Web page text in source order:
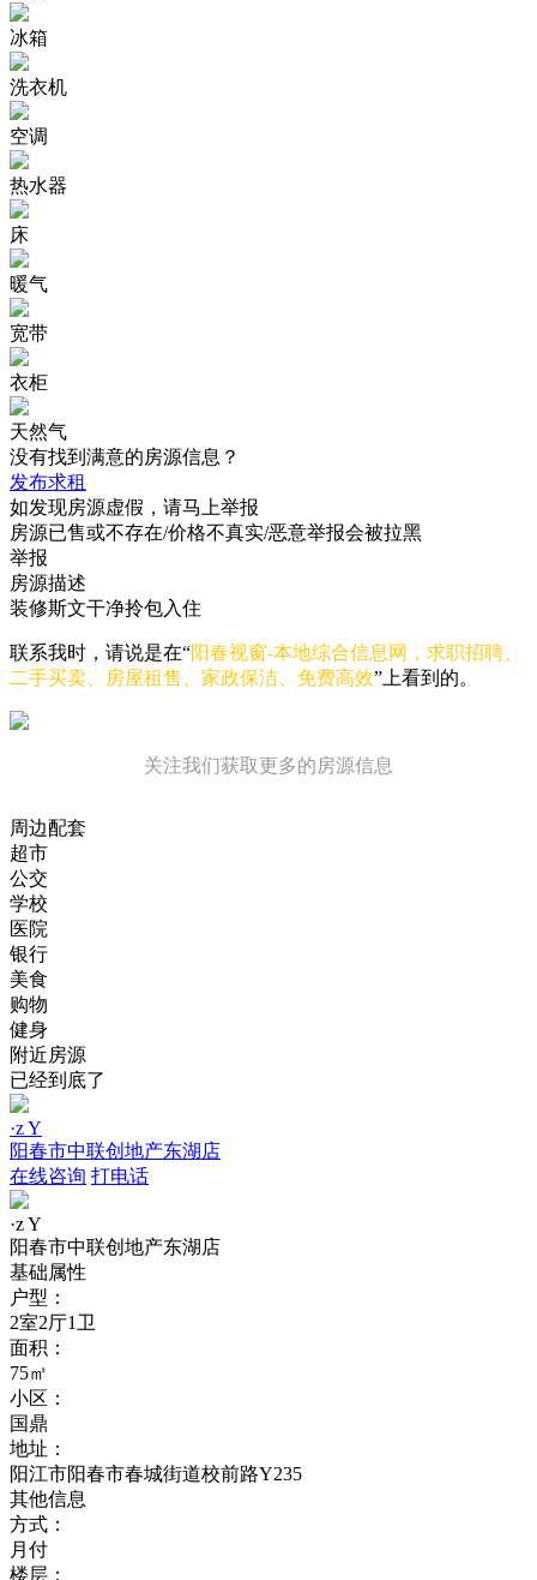
冰箱
洗衣机
空调
热水器
床
暖气
宽带
衣柜
天然气
没有找到满意的房源信息？
发布求租
如发现房源虚假，请马上举报
房源已售或不存在/价格不真实/恶意举报会被拉黑
举报
房源描述
装修斯文干净拎包入住
联系我时，请说是在“阳春视窗-本地综合信息网，求职招聘、
二手买卖、房屋租售、家政保洁、免费高效”上看到的。
关注我们获取更多的房源信息
周边配套
超市
公交
学校
医院
银行
美食
购物
健身
附近房源
已经到底了
·z Y
阳春市中联创地产东湖店
在线咨询 打电话
·z Y
阳春市中联创地产东湖店
基础属性
户型：
2室2厅1卫
面积：
75㎡
小区：
国鼎
地址：
阳江市阳春市春城街道校前路Y235
其他信息
方式：
月付
楼层：